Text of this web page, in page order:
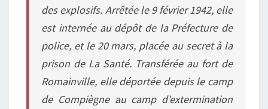
des explosifs. Arrêtée le 9 février 1942, elle
est internée au dépôt de la Préfecture de
police, et le 20 mars, placée au secret à la
prison de La Santé. Transférée au fort de
Romainville, elle déportée depuis le camp
de Compiègne au camp d’extermination